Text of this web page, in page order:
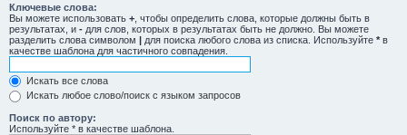
Ключевые слова:
Вы можете использовать + , чтобы определить слова, которые должны быть в
результатах, и - для слов, которых в результатах быть не должно. Вы можете
разделить слова символом | для поиска любого слова из списка. Используйте * в
качестве шаблона для частичного совпадения.
Искать все слова
Искать любое слово/поиск с языком запросов
Поиск по автору:
Используйте * в качестве шаблона.